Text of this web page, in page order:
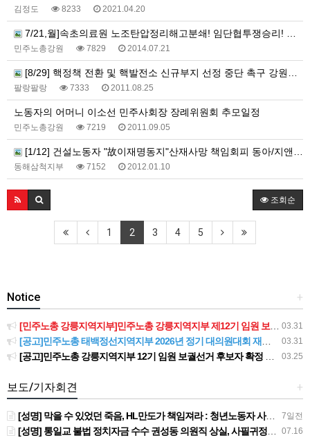
김정도 8233 2021.04.20
7/21,월]속초의료원 노조탄압정리해고분쇄! 임단협투쟁승리! 파업문화제에 많은 참석바랍니다.
민주노총강원 7829 2014.07.21
[8/29] 핵정책 전환 및 핵발전소 신규부지 선정 중단 촉구 강원도민선언 기자회견에 많은 참여 부탁드립니다
팔랑팔랑 7333 2011.08.25
노동자의 어머니 이소선 민주사회장 장례위원회 추모일정
민주노총강원 7219 2011.09.05
[1/12] 건설노동자 "故이재명동지"산재사망 책임회피 동아/지앤티 건설 규탄 결의대회
동해삼척지부 7152 2012.01.10
조회순
1 2 3 4 5
+
Notice
03.31
[민주노총 강릉지역지부]민주노총 강릉지역지부 제12기 임원 보궐선거결과 공고
03.31
[공고]민주노총 태백정선지역지부 2026년 정기 대의원대회 재소집 건
03.25
[공고]민주노총 강릉지역지부 12기 임원 보궐선거 후보자 확정 공고
+
보도/기자회견
7일전
[성명] 막을 수 있었던 죽음, HL만도가 책임져라 : 청년노동자 사망사고의 철저한 진상규명과 재발방지 대책 마련하라
07.16
[성명] 통일교 불법 정치자금 수수 권성동 의원직 상실, 사필귀정이다